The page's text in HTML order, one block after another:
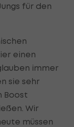
für den
einen
immer
sie sehr
Boost
Wir
müssen